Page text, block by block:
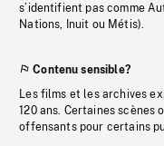
s’identifient pas comme
Nations, Inuit ou Métis).
Contenu sensible?
Les films et les archives
120 ans. Certaines
offensants pour certains